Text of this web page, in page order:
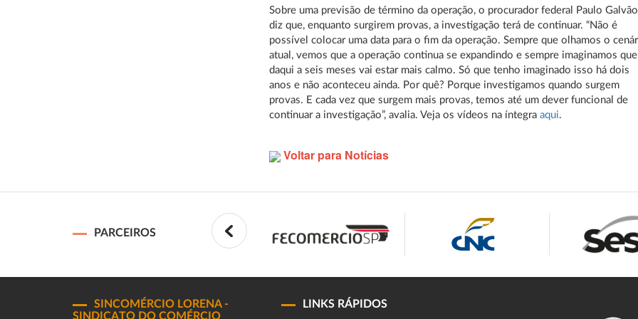
Sobre uma previsão de término da operação, o procurador federal Paulo Galvão
diz que, enquanto surgirem provas, a investigação terá de continuar. “Não é
possível colocar uma data para o fim da operação. Sempre que olhamos o
atual, vemos que a operação continua se expandindo e sempre imaginamos que
daqui a seis meses vai estar mais calmo. Só que tenho imaginado isso há dois
anos e não aconteceu ainda. Por quê? Porque investigamos quando surgem
provas. E cada vez que surgem mais provas, temos até um dever funcional de
continuar a investigação”, avalia. Veja os vídeos na íntegraaqui.
Voltar para Notícias
PARCEIROS
SINCOMÉRCIO LORENA -
SINDICATO DO COMÉRCIO
LINKS RÁPIDOS